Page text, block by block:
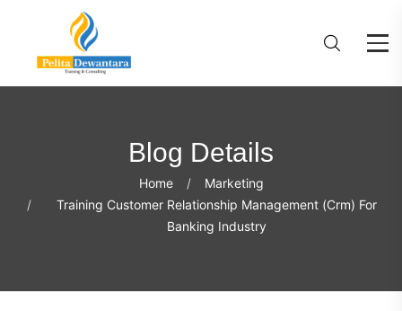
Blog Details
Home
Marketing
Training Customer Relationship Management (Crm) For
Banking Industry